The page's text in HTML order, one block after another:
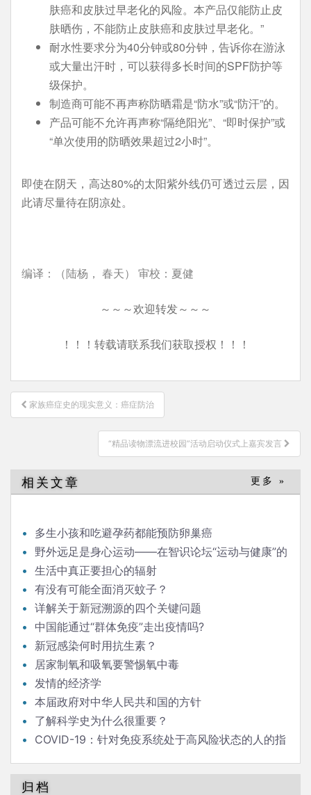
肤癌和皮肤过早老化的风险。本产品仅能防止皮
肤晒伤，不能防止皮肤癌和皮肤过早老化。”
耐水性要求分为40分钟或80分钟，告诉你在游泳
或大量出汗时，可以获得多长时间的SPF防护等
级保护。
制造商可能不再声称防晒霜是“防水”或“防汗”的。
产品可能不允许再声称“隔绝阳光”、“即时保护”或
“单次使用的防晒效果超过2小时”。
即使在阴天，高达80%的太阳紫外线仍可透过云层，因
此请尽量待在阴凉处。
编译：（陆杨， 春天） 审校：夏健
～～～欢迎转发～～～
！！！转载请联系我们获取授权！！！
文
章
家族癌症史的现实意义：癌症防治
“精品读物漂流进校园”活动启动仪式上嘉宾发言
相关文章 更多 »
多生小孩和吃避孕药都能预防卵巢癌
野外远足是身心运动——在智识论坛“运动与健康”的
发言生活中真正要担心的辐射
有没有可能全面消灭蚊子？
详解关于新冠溯源的四个关键问题
中国能通过“群体免疫”走出疫情吗?
新冠感染何时用抗生素？
居家制氧和吸氧要警惕氧中毒
发情的经济学
本届政府对中华人民共和国的方针
了解科学史为什么很重要？
COVID-19：针对免疫系统处于高风险状态的人的指
归档